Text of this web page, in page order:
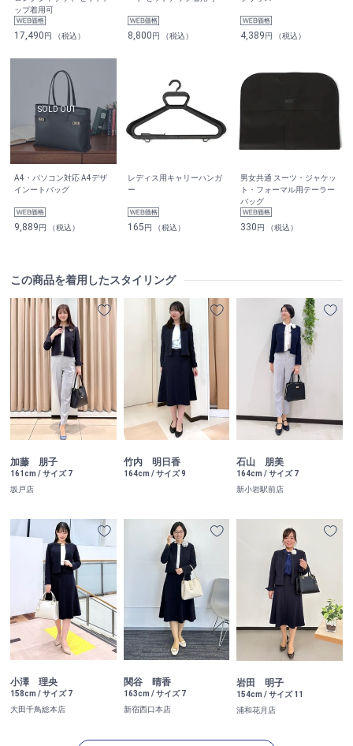
ップ着用可
17,490円 （税込） 8,800円 （税込） 4,389円 （税込）
A4・パソコン対応 A4デザ
インートバッグ
9,889円 （税込）
レディス用キャリーハンガ
ー
165円 （税込）
男女共通 スーツ・ジャケッ
ト・フォーマル用テーラー
バッグ
330円 （税込）
この商品を着用したスタイリング
加藤 朋子
161cm / サイズ 7
坂戸店
竹内 明日香
164cm / サイズ 9
石山 朋美
164cm / サイズ 7
新小岩駅前店
小澤 理央
158cm / サイズ 7
大田千鳥総本店
関谷 晴香
163cm / サイズ 7
新宿西口本店
岩田 明子
154cm / サイズ 11
浦和花月店